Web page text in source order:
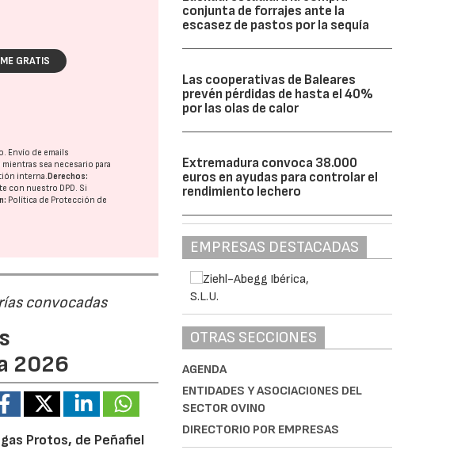
GRATIS
Envío de emails
sea necesario para
interna. Derechos:
con nuestro DPD. Si
Política de Protección de
convocadas
2026
Protos, de Peñafiel
conjunta de forrajes ante la
escasez de pastos por la sequía
Las cooperativas de Baleares
prevén pérdidas de hasta el 40%
por las olas de calor
Extremadura convoca 38.000
euros en ayudas para controlar el
rendimiento lechero
EMPRESAS DESTACADAS
OTRAS SECCIONES
AGENDA
ENTIDADES Y ASOCIACIONES DEL
SECTOR OVINO
DIRECTORIO POR EMPRESAS